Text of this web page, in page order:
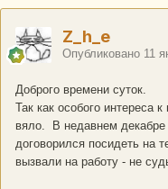
Z_h_e
Опубликовано 11
Доброго времени суток.
Так как особого интереса
вяло. В недавнем
договорился посидеть на
вызвали на работу - не